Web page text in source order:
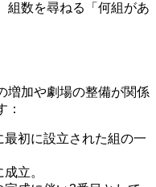
組数を尋ねる「何組があ
増加や劇場の整備が関係
：
初に設立された組の一
立。